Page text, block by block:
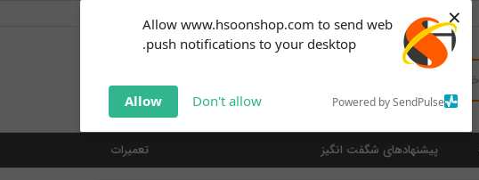
Allow www.hsoonshop.com to send web
push notifications to your desktop.
Powered by SendPulse
Don't allow
Allow
×
notifications!
Click the bell icon to enable
پیشنهادهای شگفت انگیز تعمیرات